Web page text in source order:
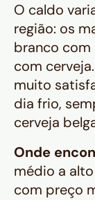
O caldo
região: os
branco com
com
muito
dia frio,
cerveja
Onde
médio a alto
com preço